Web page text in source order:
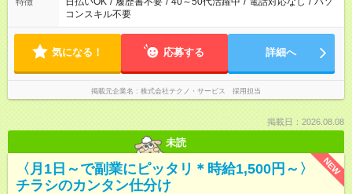
コンスキル不要
気になる！ 応募する 詳細へ
掲載元企業名 株式会社テクノ・サービス 採用担当
掲載日：2026.08.08
未読
NEW
〈月1日～で副業にピッタリ＊時給1,500円～〉
チラシのカンタン仕分け